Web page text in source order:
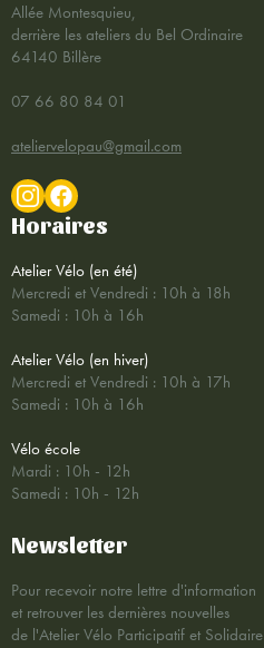
Allée Montesquieu,
derrière les ateliers du Bel Ordinaire
64140 Billère
07 66 80 84 01
ateliervelopau@gmail.com
Horaires
Atelier Vélo (en été)
Mercredi et Vendredi : 10h à 18h
Samedi : 10h à 16h
Atelier Vélo (en hiver)
Mercredi et Vendredi : 10h à 17h
Samedi : 10h à 16h
Vélo école
Mardi : 10h - 12h
Samedi : 10h - 12h
Newsletter
Pour recevoir notre lettre d'information
et retrouver les dernières nouvelles
de l'Atelier Vélo Participatif et Solidaire